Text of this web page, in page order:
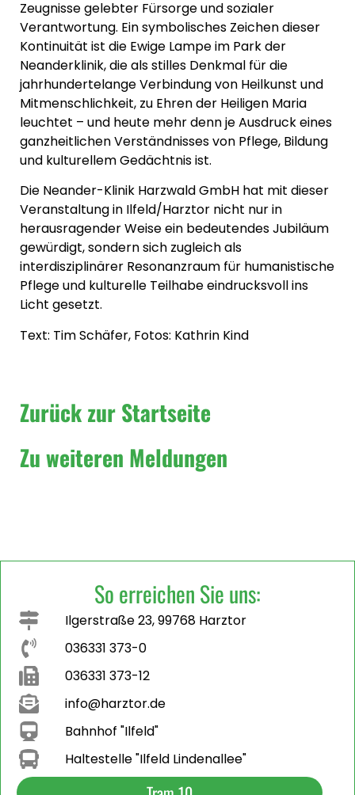
Zeugnisse gelebter Fürsorge und sozialer
Verantwortung. Ein symbolisches Zeichen dieser
Kontinuität ist die Ewige Lampe im Park der
Neanderklinik, die als stilles Denkmal für die
jahrhundertelange Verbindung von Heilkunst und
Mitmenschlichkeit, zu Ehren der Heiligen Maria
leuchtet – und heute mehr denn je Ausdruck eines
ganzheitlichen Verständnisses von Pflege, Bildung
und kulturellem Gedächtnis ist.
Die Neander-Klinik Harzwald GmbH hat mit dieser
Veranstaltung in Ilfeld/Harztor nicht nur in
herausragender Weise ein bedeutendes Jubiläum
gewürdigt, sondern sich zugleich als
interdisziplinärer Resonanzraum für humanistische
Pflege und kulturelle Teilhabe eindrucksvoll ins
Licht gesetzt.
Text: Tim Schäfer, Fotos: Kathrin Kind
Zurück zur Startseite
Zu weiteren Meldungen
So erreichen Sie uns:
Ilgerstraße 23, 99768 Harztor
036331 373-0
036331 373-12
info@harztor.de
Bahnhof "Ilfeld"
Haltestelle "Ilfeld Lindenallee"